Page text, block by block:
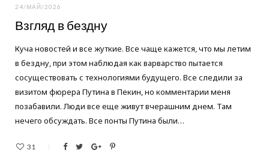
24/МАЙ/2026
Взгляд в бездну
Куча новостей и все жуткие. Все чаще кажется, что мы летим
в бездну, при этом наблюдая как варварство пытается
сосуществовать с технологиями будущего. Все следили за
визитом фюрера Путина в Пекин, но комментарии меня
позабавили. Люди все еще живут вчерашним днем. Там
нечего обсуждать. Все понты Путина были…
31